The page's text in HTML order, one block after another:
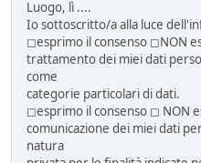
Luogo, lì ....
Io sottoscritto/a alla luce
◻esprimo il consenso ◻NON
trattamento dei miei dati
come
categorie particolari di dati.
◻esprimo il consenso ◻ NON
comunicazione dei miei dati
natura